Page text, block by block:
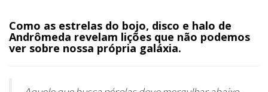
Como as estrelas do bojo, disco e halo de
Andrômeda revelam lições que não podemos
ver sobre nossa própria galáxia.